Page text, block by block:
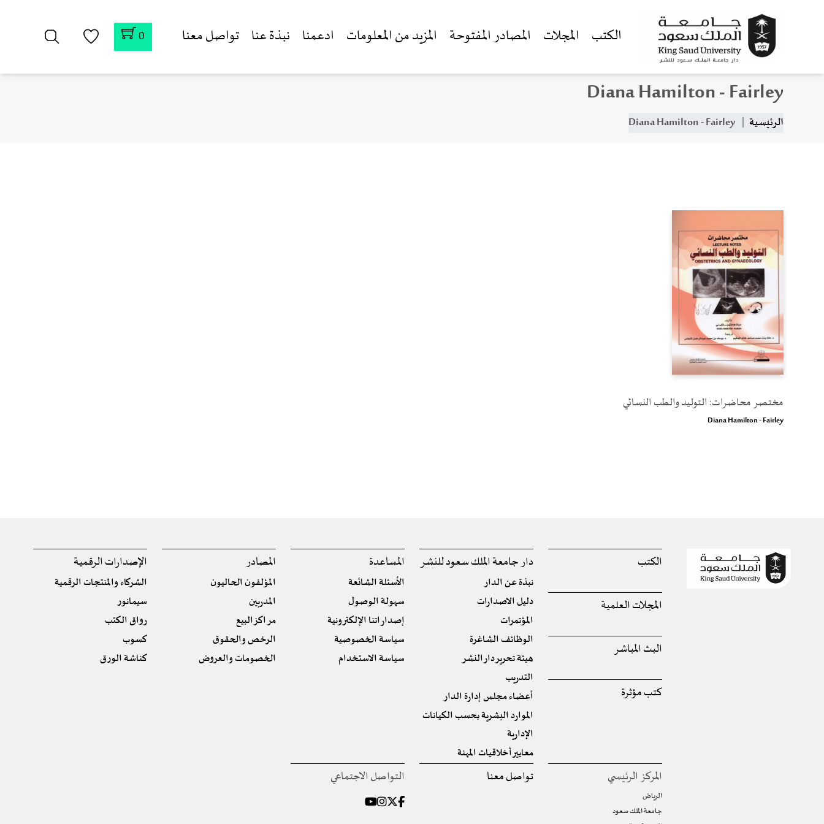
تجاوز إلى المحتوى الرئيسي
الكتب المجلات المصادر المفتوحة المزيد من المعلومات ادعمنا نبذة عنا تواصل معنا 0
Diana Hamilton - Fairley
مسار التنقل
الرئيسية
مختصر محاضرات: التوليد والطب النسائي
Diana Hamilton - Fairley
الكتب
المجلات العلمية
البث المباشر
كتب مؤثرة
دار جامعة الملك سعود للنشر
نبذة عن الدار
دليل الاصدارات
المؤتمرات
الوظائف الشاغرة
هيئة تحرير دار النشر
التدريب
أعضاء مجلس إدارة الدار
الموارد البشرية بحسب الكيانات
الإدارية
معايير أخلاقيات المهنة
المساعدة
الأسئلة الشائعة
سهولة الوصول
إصداراتنا الإلكترونية
سياسة الخصوصية
سياسة الاستخدام
المصادر
المؤلفون الحاليون
المدربين
مراكز البيع
الرخص والحقوق
الخصومات والعروض
الإصدارات الرقمية
الشركاء والمنتجات الرقمية
سيمانور
رواق الكتب
كسوب
كناشة الورق
المركز الرئيسي
الرياض
جامعة الملك سعود
تواصل معنا التواصل الاجتماعي